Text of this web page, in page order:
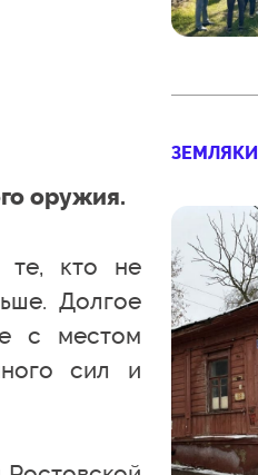
оружия.
те, кто не
Долгое
с местом
сил и
ЗЕМЛЯКИ